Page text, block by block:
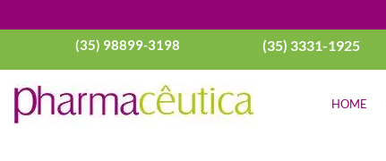
(35) 98899-3198 (35) 3331-1925
HOME